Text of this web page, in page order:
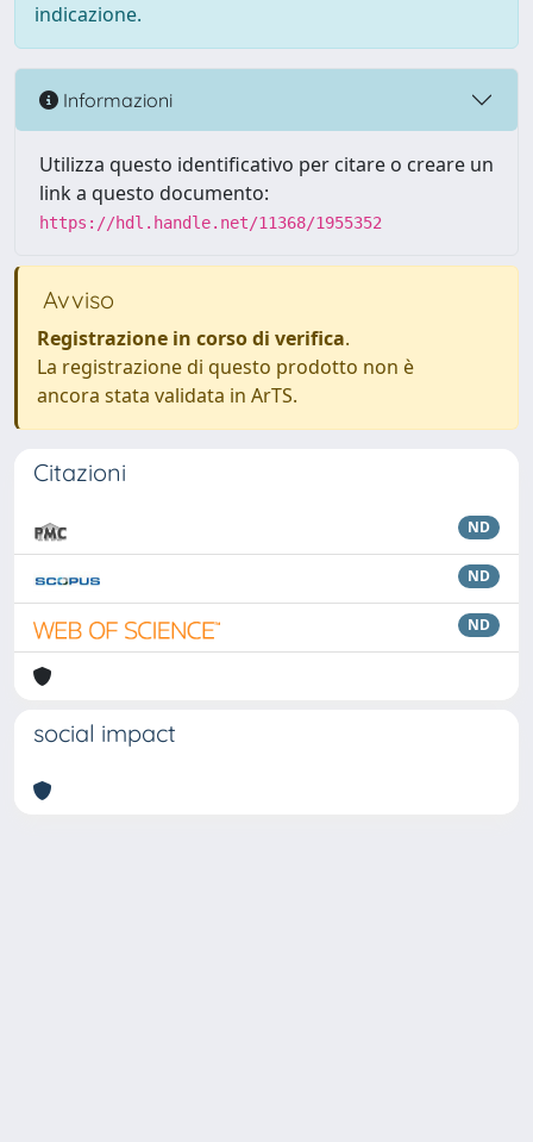
indicazione.
Informazioni
Utilizza questo identificativo per citare o creare un
link a questo documento:
https://hdl.handle.net/11368/1955352
Avviso
Registrazione in corso di verifica.
La registrazione di questo prodotto non è
ancora stata validata in ArTS.
Citazioni
ND
ND
ND
social impact